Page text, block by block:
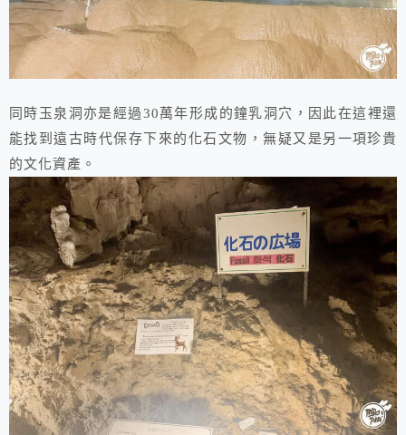
同時玉泉洞亦是經過30萬年形成的鐘乳洞穴，因此在這裡還
能找到遠古時代保存下來的化石文物，無疑又是另一項珍貴
的文化資產。